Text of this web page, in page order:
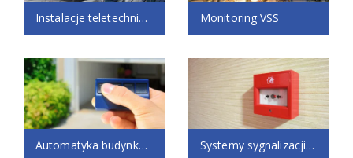
Instalacje teletechniczne Monitoring VSS
Automatyka budynkowa KNX Systemy sygnalizacji pożaru